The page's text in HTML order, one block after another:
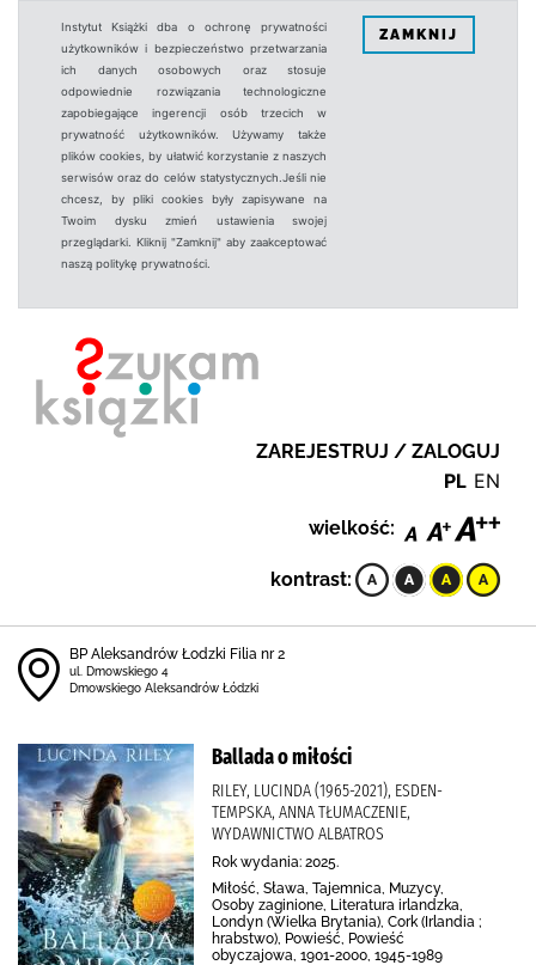
Instytut Książki dba o ochronę prywatności
użytkowników i bezpieczeństwo przetwarzania
ich danych osobowych oraz stosuje
odpowiednie rozwiązania technologiczne
zapobiegające ingerencji osób trzecich w
prywatność użytkowników. Używamy także
plików cookies, by ułatwić korzystanie z naszych
serwisów oraz do celów statystycznych.Jeśli nie
chcesz, by pliki cookies były zapisywane na
Twoim dysku zmień ustawienia swojej
przeglądarki. Kliknij "Zamknij" aby zaakceptować
naszą politykę prywatności.
ZAMKNIJ
ZAREJESTRUJ / ZALOGUJ
PL EN
wielkość:
kontrast:
BP Aleksandrów Łodzki Filia nr 2
ul. Dmowskiego 4
Dmowskiego Aleksandrów Łódzki
Ballada o miłości
RILEY, LUCINDA (1965-2021), ESDEN-
TEMPSKA, ANNA TŁUMACZENIE,
WYDAWNICTWO ALBATROS
Rok wydania: 2025.
Miłość, Sława, Tajemnica, Muzycy,
Osoby zaginione, Literatura irlandzka,
Londyn (Wielka Brytania), Cork (Irlandia ;
hrabstwo), Powieść, Powieść
obyczajowa, 1901-2000, 1945-1989